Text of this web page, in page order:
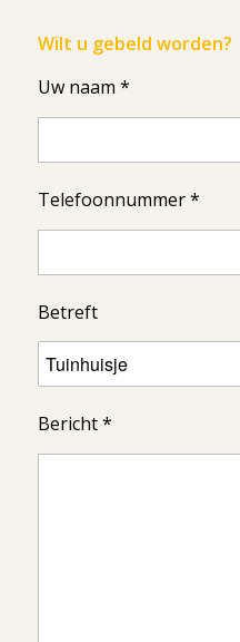
Wilt u gebeld worden?
Uw naam *
Telefoonnummer *
Betreft
Bericht *